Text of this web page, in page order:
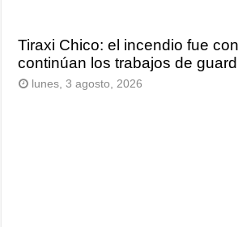
Tiraxi Chico: el incendio fue
continúan los trabajos de
lunes, 3 agosto, 2026